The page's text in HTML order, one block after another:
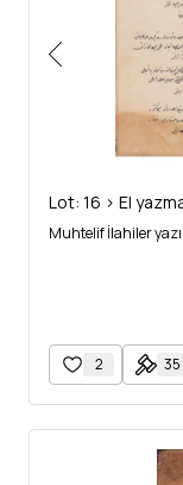
Lot: 16 > El
Muhtelif İlahiler
2 35